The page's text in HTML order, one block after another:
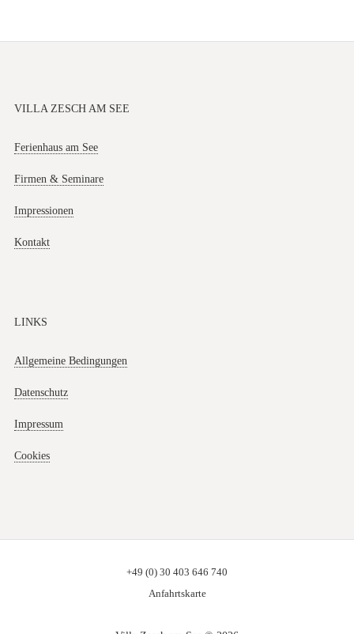
VILLA ZESCH AM SEE
Ferienhaus am See
Firmen & Seminare
Impressionen
Kontakt
LINKS
Allgemeine Bedingungen
Datenschutz
Impressum
Cookies
+49 (0) 30 403 646 740
Anfahrtskarte